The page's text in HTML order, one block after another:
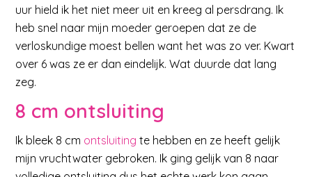
uur hield ik het niet meer uit en kreeg al persdrang. Ik
heb snel naar mijn moeder geroepen dat ze de
verloskundige moest bellen want het was zo ver. Kwart
over 6 was ze er dan eindelijk. Wat duurde dat lang
zeg.
8 cm ontsluiting
Ik bleek 8 cm ontsluiting te hebben en ze heeft gelijk
mijn vruchtwater gebroken. Ik ging gelijk van 8 naar